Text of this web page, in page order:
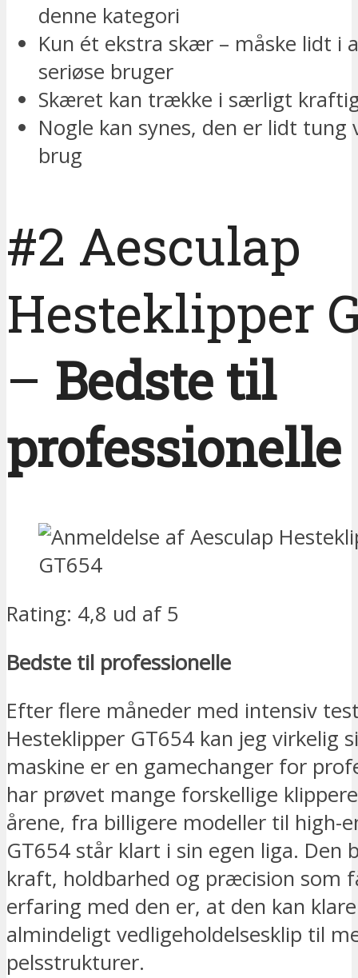
denne kategori
Kun ét ekstra skær – måske lidt i
seriøse bruger
Skæret kan trække i særligt
Nogle kan synes, den er lidt tung
brug
#2 Aesculap
Hesteklipper
– Bedste til
professionelle
Rating: 4,8 ud af 5
Bedste til professionelle
Efter flere måneder med intensiv
Hesteklipper GT654 kan jeg virkelig
maskine er en gamechanger for
har prøvet mange forskellige
årene, fra billigere modeller til high-
GT654 står klart i sin egen liga. Den
kraft, holdbarhed og præcision som
erfaring med den er, at den kan
almindeligt vedligeholdelsesklip til
pelsstrukturer.